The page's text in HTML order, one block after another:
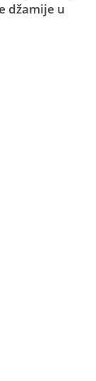
džamije u